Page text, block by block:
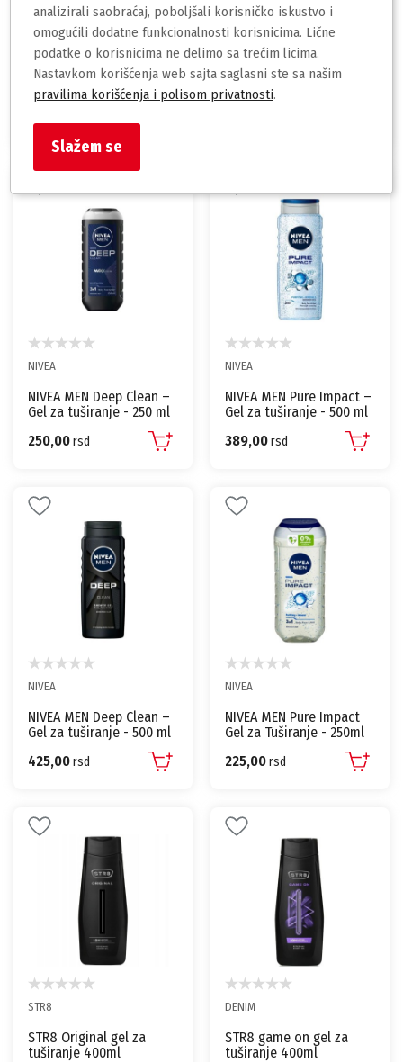
Loreal
L Oréal Paris Men Expert
Magnesium Defense –
Gel za tuširanje - 300 ml
420,00rsd
NIVEA
NIVEA MEN Sensitive –
Gel za tuširanje - 250 ml
NIVEA
NIVEA MEN Deep Clean –
Gel za tuširanje - 250 ml
250,00rsd
NIVEA
NIVEA MEN Pure Impact –
Gel za tuširanje - 500 ml
389,00rsd
NIVEA
NIVEA MEN Deep Clean –
Gel za tuširanje - 500 ml
425,00rsd
NIVEA
NIVEA MEN Pure Impact
Gel za Tuširanje - 250ml
225,00rsd
STR8
STR8 Original gel za
tuširanje 400ml
DENIM
STR8 game on gel za
tuširanje 400ml
analizirali saobraćaj, poboljšali korisničko iskustvo i
omogućili dodatne funkcionalnosti korisnicima. Lične
podatke o korisnicima ne delimo sa trećim licima.
Nastavkom korišćenja web sajta saglasni ste sa našim
pravilima korišćenja i polisom privatnosti.
Slažem se